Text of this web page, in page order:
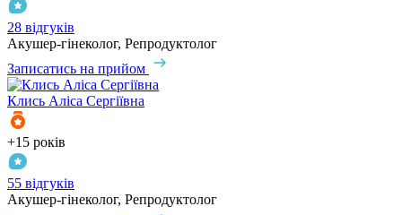
28 відгуків
Акушер-гінеколог, Репродуктолог
Записатись на прийом
Клись Аліса Сергіївна
+15 років
55 відгуків
Акушер-гінеколог, Репродуктолог